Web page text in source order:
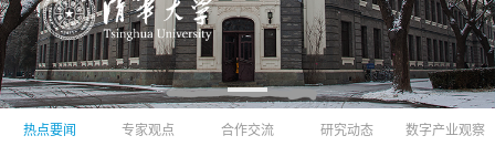
热点要闻 专家观点 合作交流 研究动态 数字产业观察